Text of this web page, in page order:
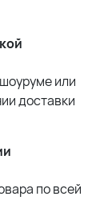
или
доставки
по всей